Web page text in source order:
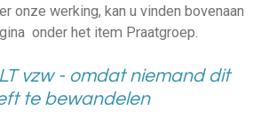
onze werking, kan u vinden bovenaan
onder het item Praatgroep.
vzw - omdat niemand dit
te bewandelen